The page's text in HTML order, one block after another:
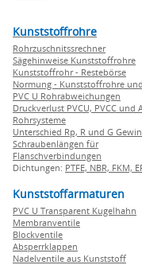
Kunststoffrohre
Rohrzuschnitssrechner
Sägehinweise Kunststoffrohre
Kunststoffrohr - Restebörse
Normung - Kunststoffrohre
PVC U Rohrabweichungen
Druckverlust PVCU, PVCC und
Rohrsysteme
Unterschied Rp, R und G
Schraubenlängen für
Flanschverbindungen
Dichtungen: PTFE, NBR, FKM,
Kunststoffarmaturen
PVC U Transparent Kugelhahn
Membranventile
Blockventile
Absperrklappen
Nadelventile aus Kunststoff